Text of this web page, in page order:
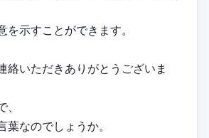
を示すことができます。
絡いただきありがとうございま
葉なのでしょうか。